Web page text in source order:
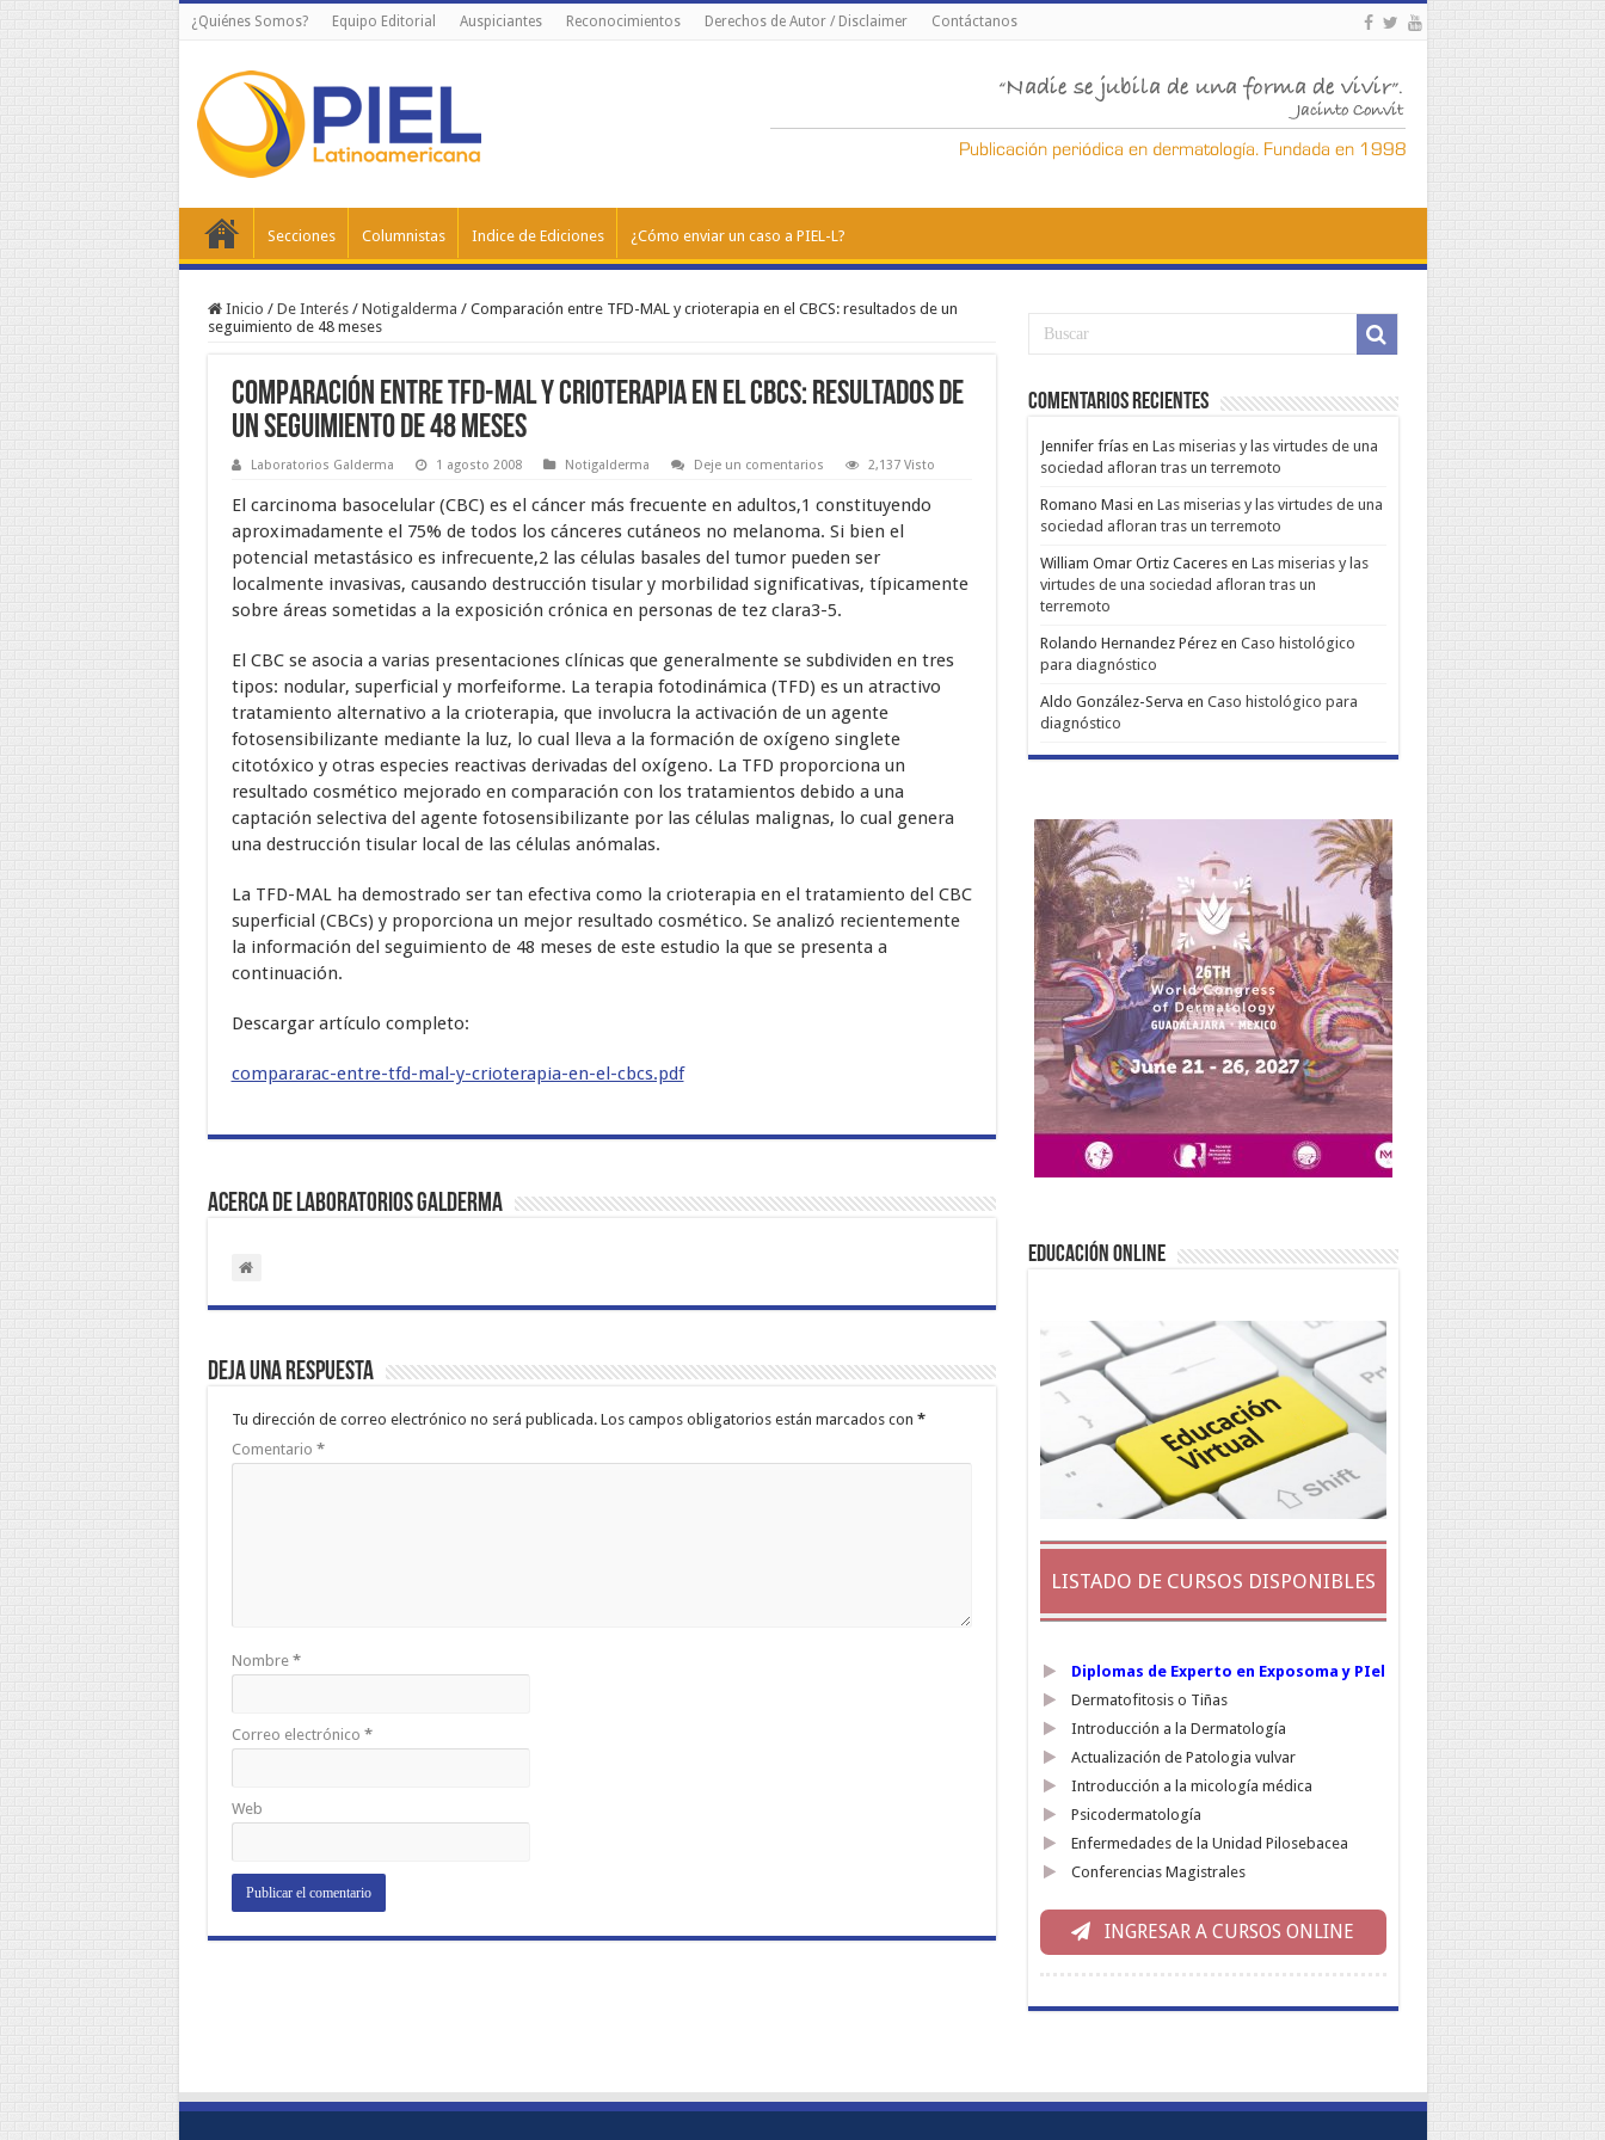
¿Quiénes Somos? Equipo Editorial Auspiciantes Reconocimientos Derechos de Autor / Disclaimer Contáctanos
Secciones Columnistas Indice de Ediciones ¿Cómo enviar un caso a PIEL-L?
Inicio / De Interés / Notigalderma / Comparación entre TFD-MAL y crioterapia en el CBCS: resultados de un
seguimiento de 48 meses
Comparación entre TFD-MAL y crioterapia en el CBCS: resultados de
un seguimiento de 48 meses
Laboratorios Galderma 1 agosto 2008 Notigalderma Deje un comentarios 2,137 Visto
El carcinoma basocelular (CBC) es el cáncer más frecuente en adultos,1 constituyendo
aproximadamente el 75% de todos los cánceres cutáneos no melanoma. Si bien el
potencial metastásico es infrecuente,2 las células basales del tumor pueden ser
localmente invasivas, causando destrucción tisular y morbilidad significativas, típicamente
sobre áreas sometidas a la exposición crónica en personas de tez clara3-5.
El CBC se asocia a varias presentaciones clínicas que generalmente se subdividen en tres
tipos: nodular, superficial y morfeiforme. La terapia fotodinámica (TFD) es un atractivo
tratamiento alternativo a la crioterapia, que involucra la activación de un agente
fotosensibilizante mediante la luz, lo cual lleva a la formación de oxígeno singlete
citotóxico y otras especies reactivas derivadas del oxígeno. La TFD proporciona un
resultado cosmético mejorado en comparación con los tratamientos debido a una
captación selectiva del agente fotosensibilizante por las células malignas, lo cual genera
una destrucción tisular local de las células anómalas.
La TFD-MAL ha demostrado ser tan efectiva como la crioterapia en el tratamiento del CBC
superficial (CBCs) y proporciona un mejor resultado cosmético. Se analizó recientemente
la información del seguimiento de 48 meses de este estudio la que se presenta a
continuación.
Descargar artículo completo:
compararac-entre-tfd-mal-y-crioterapia-en-el-cbcs.pdf
Acerca de Laboratorios Galderma
Deja una respuesta
Tu dirección de correo electrónico no será publicada. Los campos obligatorios están marcados con *
Comentario *
Nombre *
Correo electrónico *
Web
Comentarios Recientes
Jennifer fríasen Las miserias y las virtudes de una
sociedad afloran tras un terremoto
Romano Masi en Las miserias y las virtudes de una
sociedad afloran tras un terremoto
William Omar Ortiz Caceresen Las miserias y las
virtudes de una sociedad afloran tras un
terremoto
Rolando Hernandez Pérezen Caso histológico
para diagnóstico
Aldo González-Serva en Caso histológico para
diagnóstico
EDUCACIÓN ONLINE
LISTADO DE CURSOS DISPONIBLES
Diplomas de Experto en Exposoma y PIel
Dermatofitosis o Tiñas
Introducción a la Dermatología
Actualización de Patologia vulvar
Introducción a la micología médica
Psicodermatología
Enfermedades de la Unidad Pilosebacea
Conferencias Magistrales
INGRESAR A CURSOS ONLINE